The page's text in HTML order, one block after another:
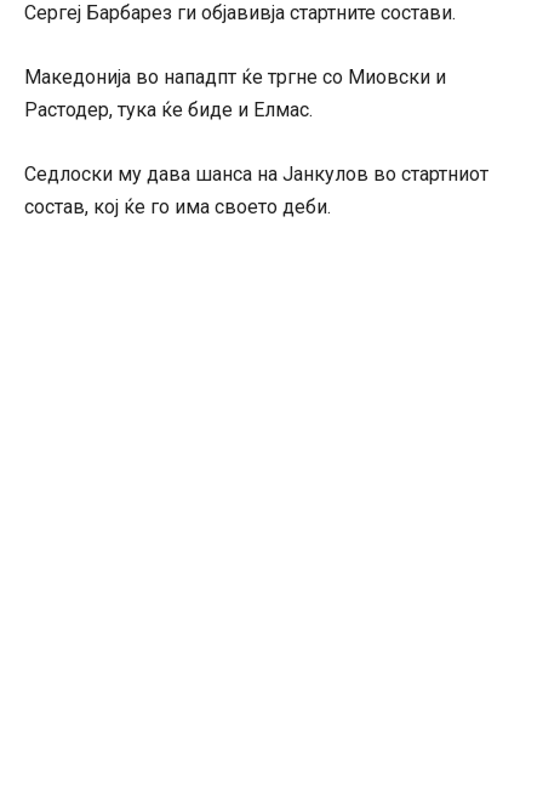
Сергеј Барбарез ги објавивја стартните состави.
Македонија во нападпт ќе тргне со Миовски и
Растодер, тука ќе биде и Елмас.
Седлоски му дава шанса на Јанкулов во стартниот
состав, кој ќе го има своето деби.